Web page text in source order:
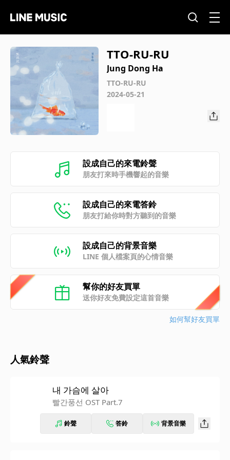
TTO-RU-RU
Jung Dong Ha
TTO-RU-RU
2024-05-21
設成自己的來電鈴聲
朋友打來時手機響起的音樂
設成自己的來電答鈴
朋友打給你時對方聽到的音樂
設成自己的背景音樂
LINE 個人檔案頁的心情音樂
幫你的好友買單
送你好友免費設定這首音樂
如何幫好友買單
人氣鈴聲
내 가슴에 살아
빨간풍선 OST Part.7
鈴聲 答鈴 背景音樂